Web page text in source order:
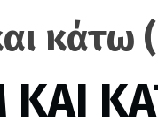
κάτω